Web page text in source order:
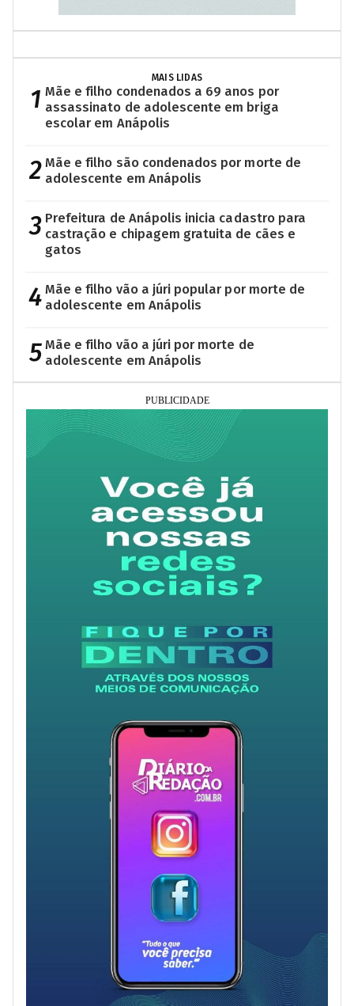
MAIS LIDAS
1 Mãe e filho condenados a 69 anos por
assassinato de adolescente em briga
escolar em Anápolis
2 Mãe e filho são condenados por morte de
adolescente em Anápolis
3 Prefeitura de Anápolis inicia cadastro para
castração e chipagem gratuita de cães e
gatos
4 Mãe e filho vão a júri popular por morte de
adolescente em Anápolis
5 Mãe e filho vão a júri por morte de
adolescente em Anápolis